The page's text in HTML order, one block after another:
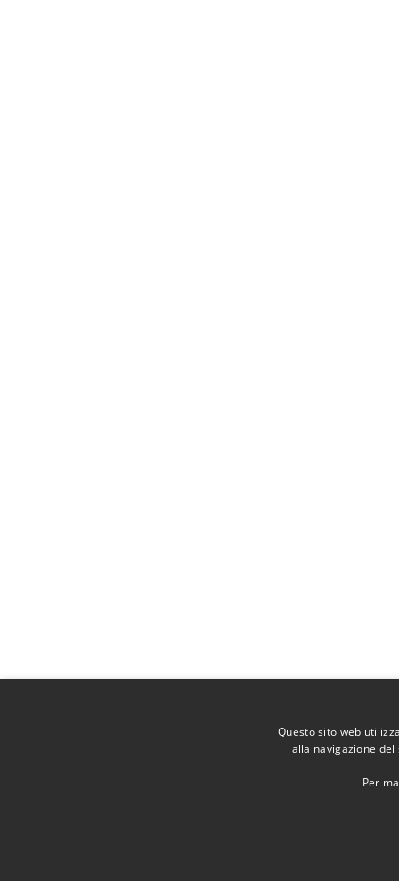
Questo sito web
alla navigazione
Per